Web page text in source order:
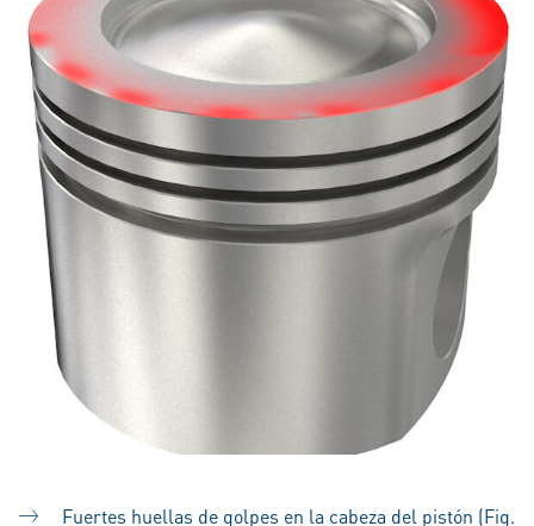
Fuertes huellas de golpes en la cabeza del pistón (Fig.